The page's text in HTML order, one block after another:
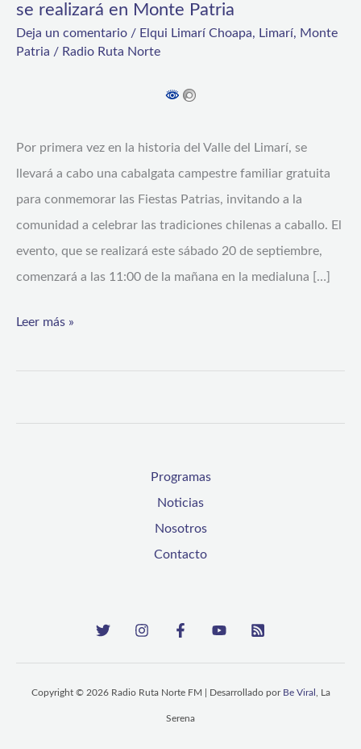
se realizará en Monte Patria
Deja un comentario / Elqui Limarí Choapa, Limarí, Monte
Patria / Radio Ruta Norte
Por primera vez en la historia del Valle del Limarí, se
llevará a cabo una cabalgata campestre familiar gratuita
para conmemorar las Fiestas Patrias, invitando a la
comunidad a celebrar las tradiciones chilenas a caballo. El
evento, que se realizará este sábado 20 de septiembre,
comenzará a las 11:00 de la mañana en la medialuna […]
La
y
familiar
de
la
región
se
Leer más »
Programas
Noticias
Nosotros
Contacto
Copyright © 2026 Radio Ruta Norte FM | Desarrollado por Be Viral , La
Serena